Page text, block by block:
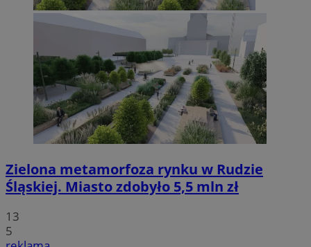
Zielona metamorfoza rynku w Rudzie
Śląskiej. Miasto zdobyło 5,5 mln zł
13
5